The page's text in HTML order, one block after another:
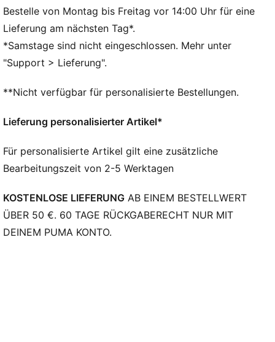
vom Körper ableitet und dafür sorgt, dass du beim
Training schweißfrei bleibst
DETAILS
Regular Fit
Twill
Mittlere Bundhöhe
PUMA Branding-Details
Bestelle von Montag bis Freitag vor 14:00 Uhr für eine
Lieferung am nächsten Tag*.
*Samstage sind nicht eingeschlossen. Mehr unter
"Support > Lieferung".
**Nicht verfügbar für personalisierte Bestellungen.
Lieferung personalisierter Artikel*
Für personalisierte Artikel gilt eine zusätzliche
Bearbeitungszeit von 2-5 Werktagen
KOSTENLOSE LIEFERUNG AB EINEM BESTELLWERT
ÜBER 50 €. 60 TAGE RÜCKGABERECHT NUR MIT
DEINEM PUMA KONTO.